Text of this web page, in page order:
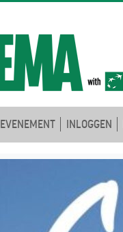
EVENEMENT INLOGGEN